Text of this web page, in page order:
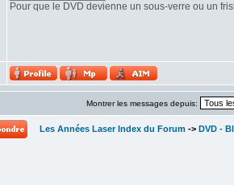
Pour que le DVD devienne un sous-verre ou un
Montrer les messages depuis:
Les Années Laser Index du Forum -> DVD -